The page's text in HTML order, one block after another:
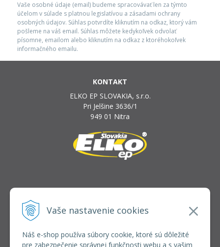
Vaše nastavenie cookies
Náš e-shop používa súbory cookie, ktoré sú dôležité
pre zabezpečenie správnej funkčnosti webu a s vašim
Vaše osobné údaje (email) budeme spracovávať len za týmto
účelom v súlade s platnou legislatívou a zásadami ochrany
osobných údajov. Súhlas potvrdíte kliknutím na odkaz, ktorý vám
pošleme na váš email. Súhlas môžete kedykoľvek odvolať
písomne, emailom alebo kliknutím na odkaz z ktoréhokoľvek
informačného emailu.
KONTAKT
ELKO EP SLOVAKIA, s.r.o.
Pri Jelšine 3636/1
949 01 Nitra
INFOLINKA
+421 37 6586 731